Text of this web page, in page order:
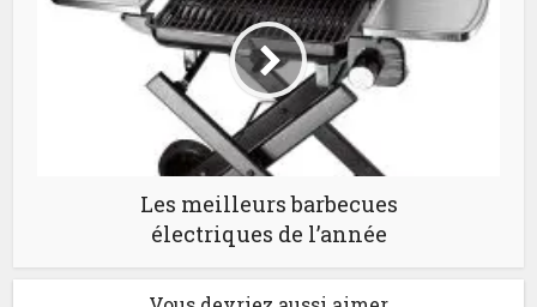
Les meilleurs barbecues
électriques de l’année